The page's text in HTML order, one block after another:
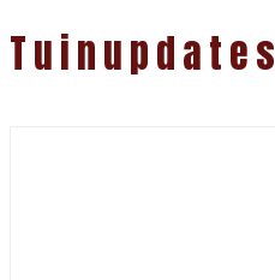
Tuinupdates